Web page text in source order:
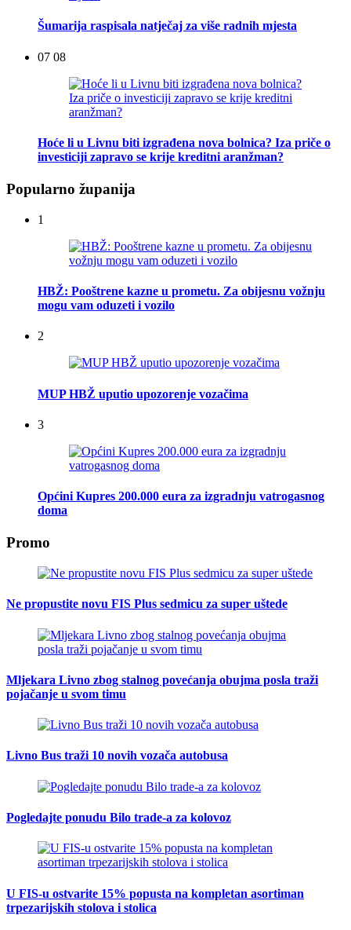
Šumarija raspisala natječaj za više radnih mjesta
07 08
Hoće li u Livnu biti izgrađena nova bolnica? Iza priče o
investiciji zapravo se krije kreditni aranžman?
Popularno županija
1
HBŽ: Pooštrene kazne u prometu. Za obijesnu vožnju
mogu vam oduzeti i vozilo
2
MUP HBŽ uputio upozorenje vozačima
3
Općini Kupres 200.000 eura za izgradnju vatrogasnog
doma
Promo
Ne propustite novu FIS Plus sedmicu za super uštede
Mljekara Livno zbog stalnog povećanja obujma posla traži
pojačanje u svom timu
Livno Bus traži 10 novih vozača autobusa
Pogledajte ponudu Bilo trade-a za kolovoz
U FIS-u ostvarite 15% popusta na kompletan asortiman
trpezarijskih stolova i stolica